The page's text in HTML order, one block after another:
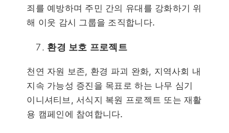
죄를 예방하며 주민 간의 유대를 강화하기 위
해 이웃 감시 그룹을 조직합니다.
환경 보호 프로젝트
천연 자원 보존, 환경 파괴 완화, 지역사회 내
지속 가능성 증진을 목표로 하는 나무 심기
이니셔티브, 서식지 복원 프로젝트 또는 재활
용 캠페인에 참여합니다.